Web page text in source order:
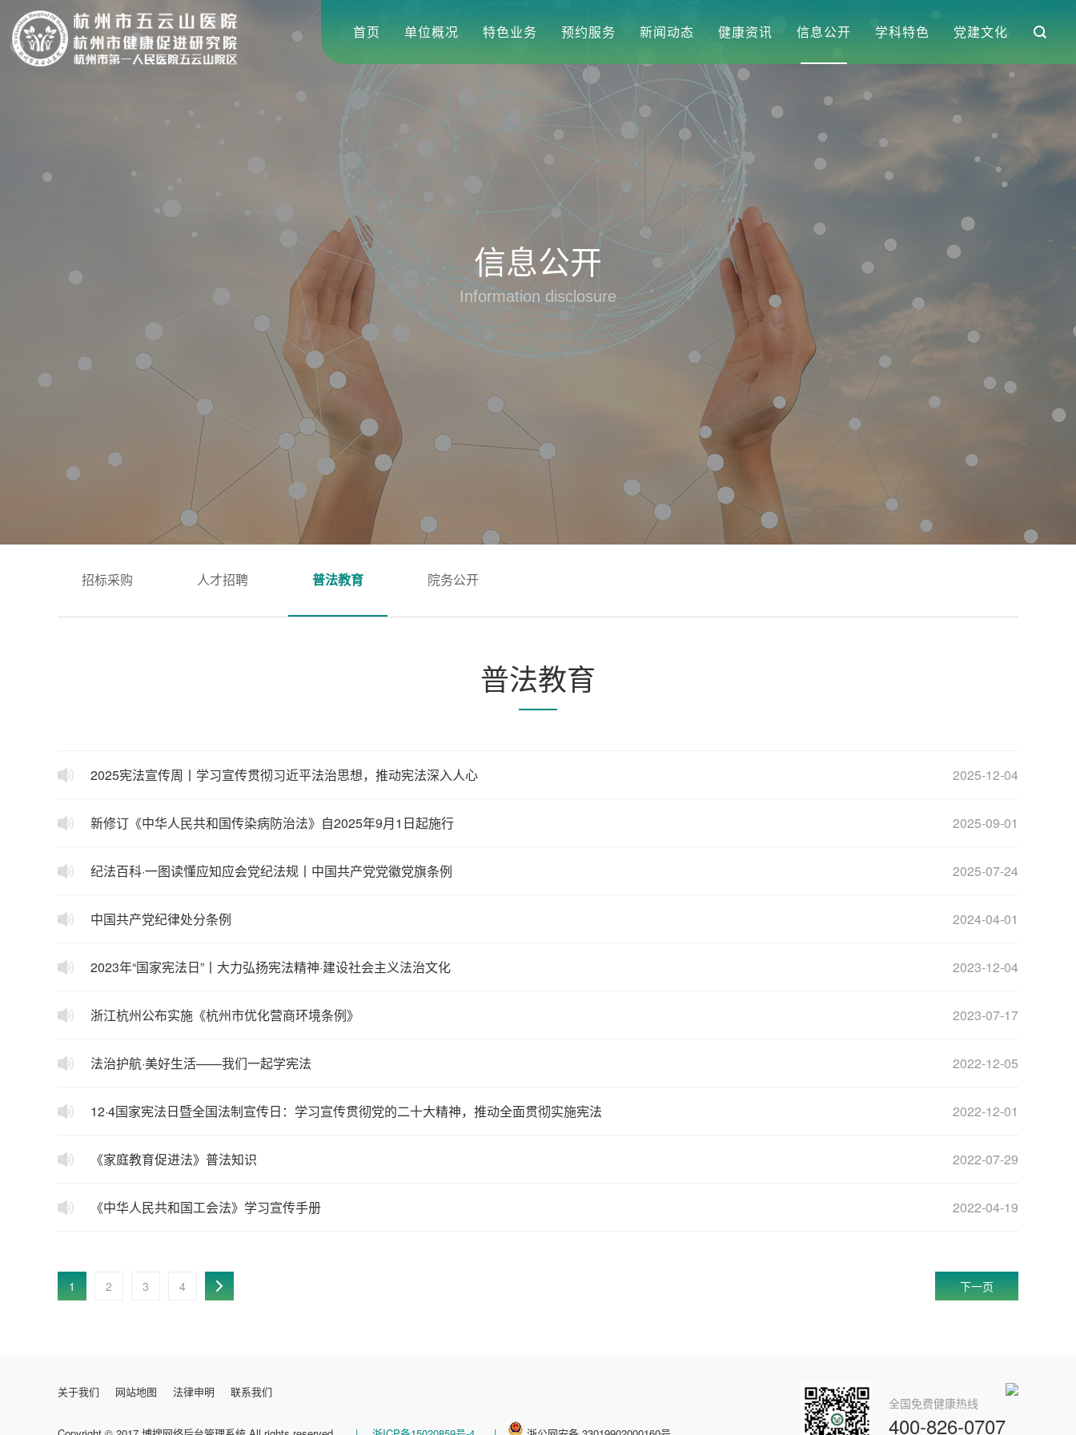
首页 单位概况 特色业务 预约服务 新闻动态 健康资讯 信息公开 学科特色 党建文化
信息公开
Information disclosure
招标采购 人才招聘 普法教育 院务公开
普法教育
2025-12-04
2025宪法宣传周丨学习宣传贯彻习近平法治思想，推动宪法深入人心
2025-09-01
新修订《中华人民共和国传染病防治法》自2025年9月1日起施行
2025-07-24
纪法百科·一图读懂应知应会党纪法规丨中国共产党党徽党旗条例
2024-04-01
中国共产党纪律处分条例
2023-12-04
2023年“国家宪法日”丨大力弘扬宪法精神·建设社会主义法治文化
2023-07-17
浙江杭州公布实施《杭州市优化营商环境条例》
2022-12-05
法治护航·美好生活——我们一起学宪法
2022-12-01
12·4国家宪法日暨全国法制宣传日：学习宣传贯彻党的二十大精神，推动全面贯彻实施宪法
2022-07-29
《家庭教育促进法》普法知识
2022-04-19
《中华人民共和国工会法》学习宣传手册
1 2 3 4 下一页
关于我们 网站地图 法律申明 联系我们
全国免费健康热线
400-826-0707